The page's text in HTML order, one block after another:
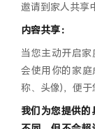
邀请到家人共享
内容共享：
当您主动开启家
会使用你的家
称、头像)，便于
我们为您提供